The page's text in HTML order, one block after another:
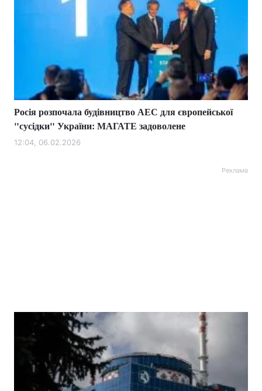
Росія розпочала будівництво АЕС для європейської
"сусідки" України: МАГАТЕ задоволене
12:04, 06.02.2026
Реклама